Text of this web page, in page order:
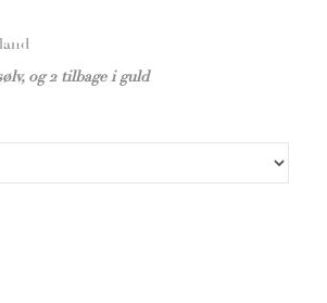
og 2 tilbage i guld